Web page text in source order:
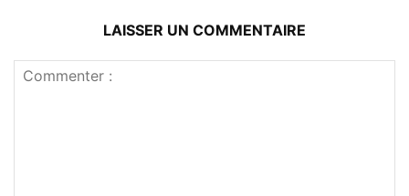
LAISSER UN COMMENTAIRE